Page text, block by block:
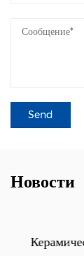
Новости